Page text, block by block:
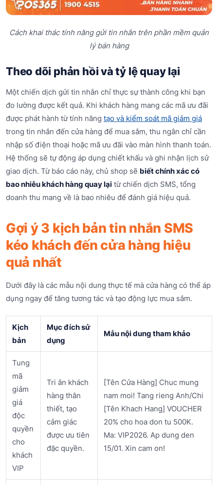
Cách khai thác tính năng gửi tin nhắn trên phần mềm quản
lý bán hàng
Theo dõi phản hồi và tỷ lệ quay lại
Một chiến dịch gửi tin nhắn chỉ thực sự thành công khi bạn
đo lường được kết quả. Khi khách hàng mang các mã ưu đãi
được phát hành từ tính năng tạo và kiểm soát mã giảm giá
trong tin nhắn đến cửa hàng để mua sắm, thu ngân chỉ cần
nhập số điện thoại hoặc mã ưu đãi vào màn hình thanh toán.
Hệ thống sẽ tự động áp dụng chiết khấu và ghi nhận lịch sử
giao dịch. Từ báo cáo này, chủ shop sẽ biết chính xác có
bao nhiêu khách hàng quay lại từ chiến dịch SMS, tổng
doanh thu mang về là bao nhiêu để đánh giá hiệu quả.
Gợi ý 3 kịch bản tin nhắn SMS
kéo khách đến cửa hàng hiệu
quả nhất
Dưới đây là các mẫu nội dung thực tế mà cửa hàng có thể áp
dụng ngay để tăng tương tác và tạo động lực mua sắm.
Kịch
bản
Mục đích sử
dụng
Mẫu nội dung tham khảo
Tung
mã
giảm
giá
độc
quyền
cho
khách
VIP
Tri ân khách
hàng thân
thiết, tạo
cảm giác
được ưu tiên
đặc quyền.
[Tên Cửa Hàng] Chuc mung
nam moi! Tang rieng Anh/Chi
[Tên Khach Hang] VOUCHER
20% cho hoa don tu 500K.
Ma: VIP2026. Ap dung den
15/01. Xin cam on!